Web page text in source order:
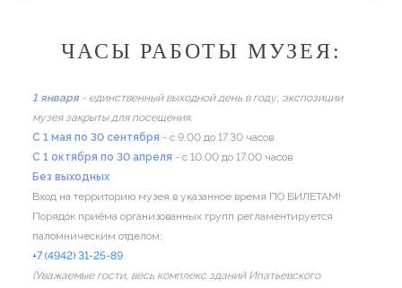
ЧАСЫ РАБОТЫ МУЗЕЯ:
1 января - единственный выходной день в году, экспозиции
музея закрыты для посещения.
C 1 мая по 30 сентября - с 9.00 до 17.30 часов
C 1 октября по 30 апреля - с 10.00 до 17.00 часов
Без выходных
Вход на территорию музея в указанное время ПО БИЛЕТАМ!
Порядок приёма организованных групп регламентируется
паломническим отделом:
+7 (4942) 31-25-89
(Уважаемые гости, весь комплекс зданий Ипатьевского